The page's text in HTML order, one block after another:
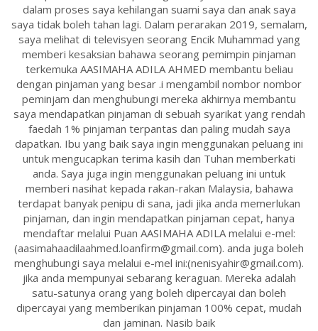
dalam proses saya kehilangan suami saya dan anak saya
saya tidak boleh tahan lagi. Dalam perarakan 2019, semalam,
saya melihat di televisyen seorang Encik Muhammad yang
memberi kesaksian bahawa seorang pemimpin pinjaman
terkemuka AASIMAHA ADILA AHMED membantu beliau
dengan pinjaman yang besar .i mengambil nombor nombor
peminjam dan menghubungi mereka akhirnya membantu
saya mendapatkan pinjaman di sebuah syarikat yang rendah
faedah 1% pinjaman terpantas dan paling mudah saya
dapatkan. Ibu yang baik saya ingin menggunakan peluang ini
untuk mengucapkan terima kasih dan Tuhan memberkati
anda. Saya juga ingin menggunakan peluang ini untuk
memberi nasihat kepada rakan-rakan Malaysia, bahawa
terdapat banyak penipu di sana, jadi jika anda memerlukan
pinjaman, dan ingin mendapatkan pinjaman cepat, hanya
mendaftar melalui Puan AASIMAHA ADILA melalui e-mel:
(aasimahaadilaahmed.loanfirm@gmail.com). anda juga boleh
menghubungi saya melalui e-mel ini:(nenisyahir@gmail.com).
jika anda mempunyai sebarang keraguan. Mereka adalah
satu-satunya orang yang boleh dipercayai dan boleh
dipercayai yang memberikan pinjaman 100% cepat, mudah
dan jaminan. Nasib baik